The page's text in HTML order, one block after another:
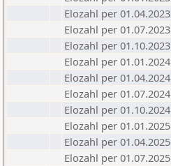
Elozahl per 01.04.2023
Elozahl per 01.07.2023
Elozahl per 01.10.2023
Elozahl per 01.01.2024
Elozahl per 01.04.2024
Elozahl per 01.07.2024
Elozahl per 01.10.2024
Elozahl per 01.01.2025
Elozahl per 01.04.2025
Elozahl per 01.07.2025